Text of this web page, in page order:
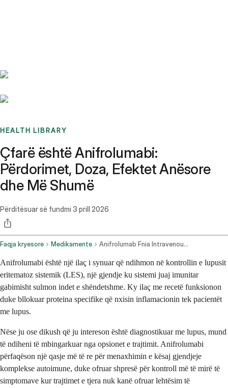
HEALTH LIBRARY
Çfarë është Anifrolumabi:
Përdorimet, Doza, Efektet Anësore
dhe Më Shumë
Përditësuar së fundmi 3 prill 2026
Faqja kryesore Medikamente Anifrolumab Fnia Intravenous Route
Anifrolumabi është një ilaç i synuar që ndihmon në kontrollin e lupusit
eritematoz sistemik (LES), një gjendje ku sistemi juaj imunitar
gabimisht sulmon indet e shëndetshme. Ky ilaç me recetë funksionon
duke bllokuar proteina specifike që nxisin inflamacionin tek pacientët
me lupus.
Nëse ju ose dikush që ju intereson është diagnostikuar me lupus, mund
të ndiheni të mbingarkuar nga opsionet e trajtimit. Anifrolumabi
përfaqëson një qasje më të re për menaxhimin e kësaj gjendjeje
komplekse autoimune, duke ofruar shpresë për kontroll më të mirë të
simptomave kur trajtimet e tjera nuk kanë ofruar lehtësim të